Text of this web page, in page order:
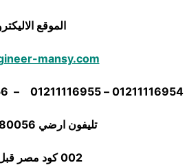
الموقع
mansy.com
تليفون ارضي 0225880056
002 كود مصر قبل الرقم